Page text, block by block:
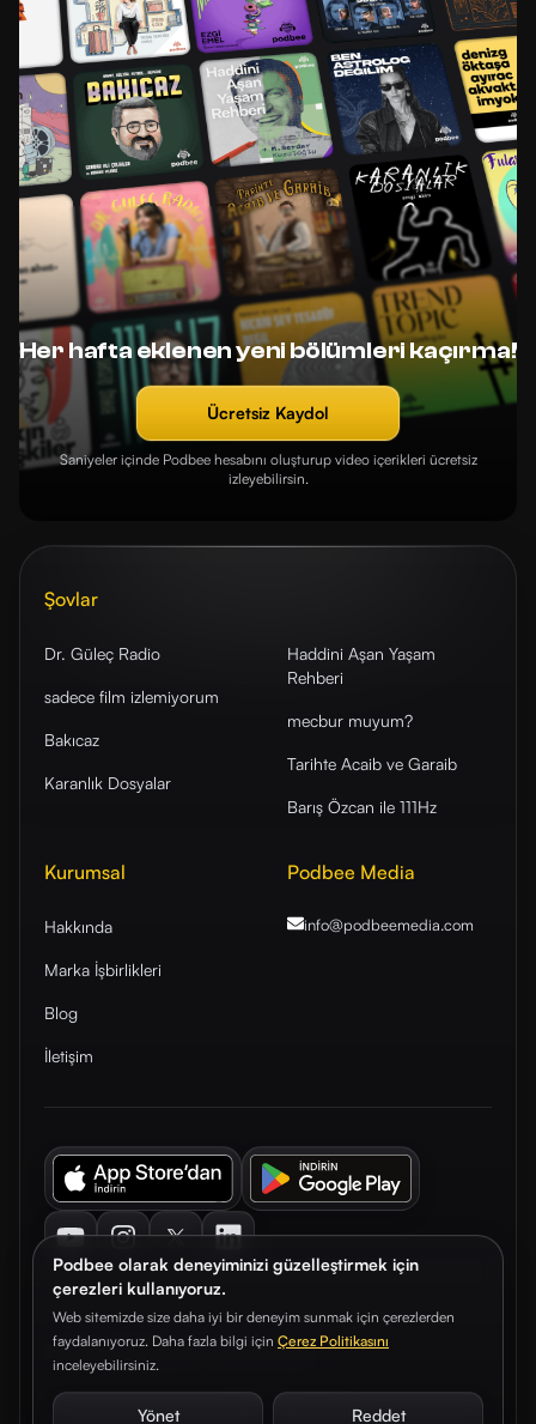
Podbee olarak deneyiminizi güzelleştirmek için
çerezleri kullanıyoruz.
Web sitemizde size daha iyi bir deneyim sunmak için çerezlerden
faydalanıyoruz. Daha fazla bilgi için Çerez Politikasını
inceleyebilirsiniz.
Yönet Reddet
Her hafta eklenen yeni bölümleri kaçırma!
Ücretsiz Kaydol
Saniyeler içinde Podbee hesabını oluşturup video içerikleri ücretsiz
izleyebilirsin.
Şovlar
Dr. Güleç Radio
sadece film izlemiyorum
Bakıcaz
Karanlık Dosyalar
Haddini Aşan Yaşam
Rehberi
mecbur muyum?
Tarihte Acaib ve Garaib
Barış Özcan ile 111Hz
Kurumsal
Hakkında
Marka İşbirlikleri
Blog
İletişim
Podbee Media
info@podbeemedia.com
© 2026. Podbee Media. Tüm hakları saklıdır.
Çerez TercihleriAydınlatma Metni Gizlilik Sözleşmesi